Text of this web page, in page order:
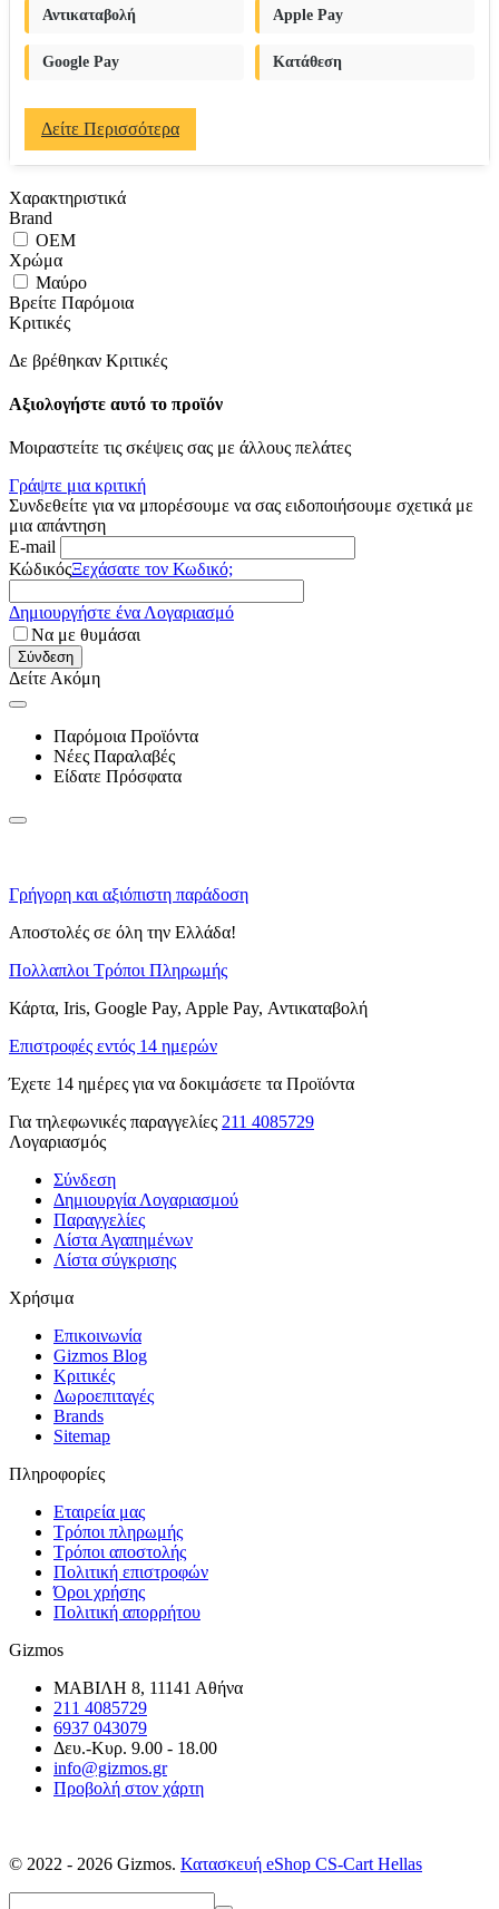
Αντικαταβολή Apple Pay
Google Pay Κατάθεση
Δείτε Περισσότερα
Χαρακτηριστικά
Brand
OEM
Χρώμα
Μαύρο
Βρείτε Παρόμοια
Κριτικές
Δε βρέθηκαν Κριτικές
Αξιολογήστε αυτό το προϊόν
Μοιραστείτε τις σκέψεις σας με άλλους πελάτες
Γράψτε μια κριτική
Συνδεθείτε για να μπορέσουμε να σας ειδοποιήσουμε σχετικά με
μια απάντηση
E-mail
ΚώδικόςΞεχάσατε τον Κωδικό;
Δημιουργήστε ένα Λογαριασμό
Να με θυμάσαι
Σύνδεση
Δείτε Ακόμη
Παρόμοια Προϊόντα
Νέες Παραλαβές
Είδατε Πρόσφατα
Γρήγορη και αξιόπιστη παράδοση
Αποστολές σε όλη την Ελλάδα!
Πολλαπλοι Τρόποι Πληρωμής
Κάρτα, Iris, Google Pay, Apple Pay, Αντικαταβολή
Επιστροφές εντός 14 ημερών
Έχετε 14 ημέρες για να δοκιμάσετε τα Προϊόντα
Για τηλεφωνικές παραγγελίες 211 4085729
Λογαριασμός
Σύνδεση
Δημιουργία Λογαριασμού
Παραγγελίες
Λίστα Αγαπημένων
Λίστα σύγκρισης
Χρήσιμα
Επικοινωνία
Gizmos Blog
Κριτικές
Δωροεπιταγές
Brands
Sitemap
Πληροφορίες
Εταιρεία μας
Τρόποι πληρωμής
Τρόποι αποστολής
Πολιτική επιστροφών
Όροι χρήσης
Πολιτική απορρήτου
Gizmos
ΜΑΒΙΛΗ 8, 11141 Αθήνα
211 4085729
6937 043079
Δευ.-Κυρ. 9.00 - 18.00
info@gizmos.gr
Προβολή στον χάρτη
© 2022 - 2026 Gizmos. Κατασκευή eShop CS-Cart Hellas